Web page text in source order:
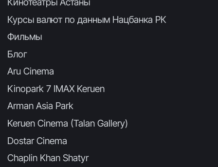
Курсы валют по данным Нацбанка РК
Фильмы
Блог
Aru Cinema
Kinopark 7 IMAX Keruen
Arman Asia Park
Keruen Cinema (Talan Gallery)
Dostar Cinema
Chaplin Khan Shatyr